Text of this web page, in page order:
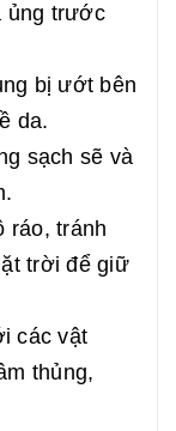
ủng trước
bị ướt bên
da.
sạch sẽ và
ráo, tránh
trời để giữ
các vật
thủng,